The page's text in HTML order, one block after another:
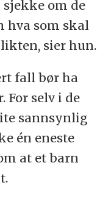
om de
hva som skal
sier hun.
fall bør ha
For selv i de
sannsynlig
én eneste
at et barn